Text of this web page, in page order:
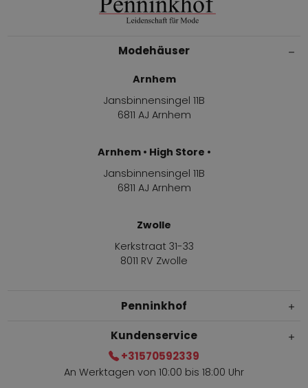
Modehäuser
Arnhem
Jansbinnensingel 11B
6811 AJ Arnhem
Arnhem • High Store •
Jansbinnensingel 11B
6811 AJ Arnhem
Zwolle
Kerkstraat 31-33
8011 RV Zwolle
Penninkhof
Kundenservice
+31570592339
An Werktagen von 10:00 bis 18:00 Uhr